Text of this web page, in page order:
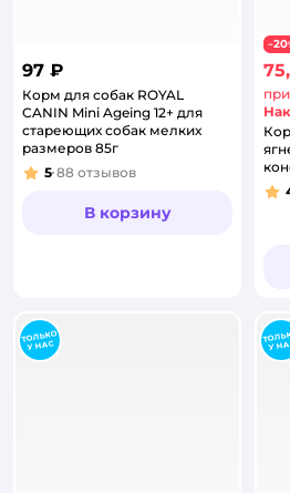
97 ₽
Корм для собак ROYAL
CANIN Mini Ageing 12+ для
стареющих собак мелких
размеров 85г
Рейтинг:
5 88 отзывов
В корзину
−20